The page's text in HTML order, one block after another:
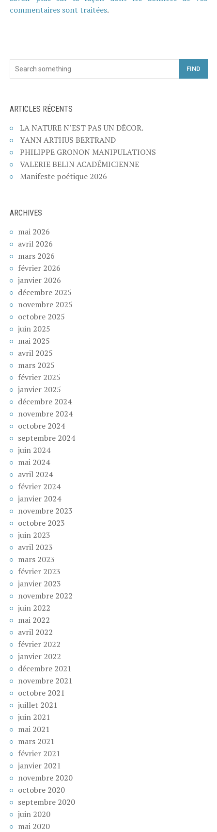
commentaires sont traitées.
FIND
ARTICLES RÉCENTS
LA NATURE N’EST PAS UN DÉCOR.
YANN ARTHUS BERTRAND
PHILIPPE GRONON MANIPULATIONS
VALERIE BELIN ACADÉMICIENNE
Manifeste poétique 2026
ARCHIVES
mai 2026
avril 2026
mars 2026
février 2026
janvier 2026
décembre 2025
novembre 2025
octobre 2025
juin 2025
mai 2025
avril 2025
mars 2025
février 2025
janvier 2025
décembre 2024
novembre 2024
octobre 2024
septembre 2024
juin 2024
mai 2024
avril 2024
février 2024
janvier 2024
novembre 2023
octobre 2023
juin 2023
avril 2023
mars 2023
février 2023
janvier 2023
novembre 2022
juin 2022
mai 2022
avril 2022
février 2022
janvier 2022
décembre 2021
novembre 2021
octobre 2021
juillet 2021
juin 2021
mai 2021
mars 2021
février 2021
janvier 2021
novembre 2020
octobre 2020
septembre 2020
juin 2020
mai 2020